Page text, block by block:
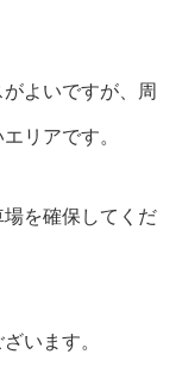
よいですが、周
リアです。
を確保してくだ
います。